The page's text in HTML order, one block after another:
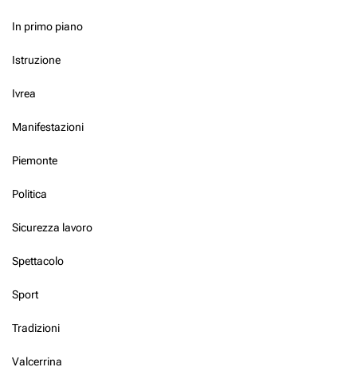
In primo piano
Istruzione
Ivrea
Manifestazioni
Piemonte
Politica
Sicurezza lavoro
Spettacolo
Sport
Tradizioni
Valcerrina